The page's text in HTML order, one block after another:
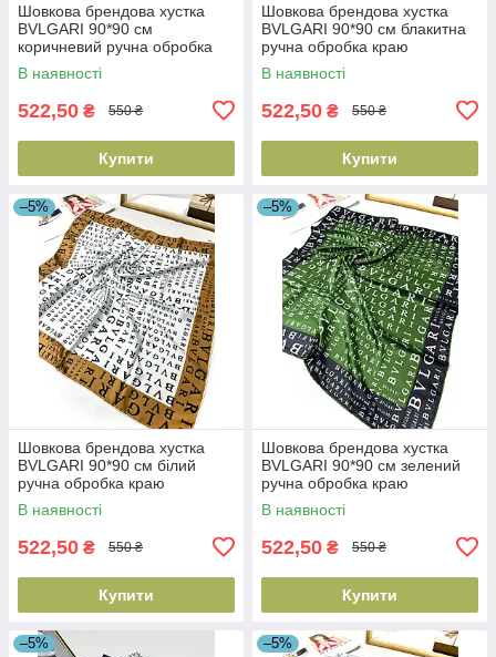
Шовкова брендова хустка
BVLGARI 90*90 см
коричневий ручна обробка
краю
В наявності
522,50 ₴ 550 ₴
Купити
Шовкова брендова хустка
BVLGARI 90*90 см блакитна
ручна обробка краю
В наявності
522,50 ₴ 550 ₴
Купити
–5%
Шовкова брендова хустка
BVLGARI 90*90 см білий
ручна обробка краю
В наявності
522,50 ₴ 550 ₴
Купити
–5%
Шовкова брендова хустка
BVLGARI 90*90 см зелений
ручна обробка краю
В наявності
522,50 ₴ 550 ₴
Купити
–5% –5%